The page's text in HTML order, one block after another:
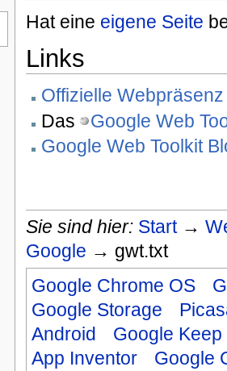
Hat eine eigene Seite
Links
Offizielle
Das
Google Web
Google Web Toolkit
Sie sind hier: Start→
Google → gwt.txt
Google Chrome OS
Google Storage
Android
Google Keep
App Inventor
Google